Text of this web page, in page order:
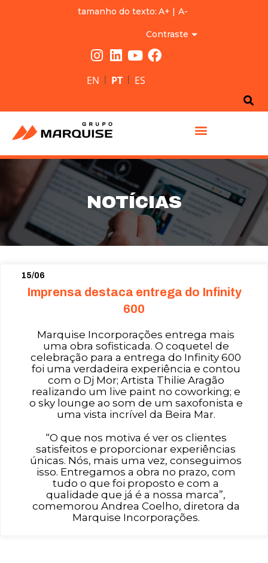
tamanho do texto: A+ | A-
Contraste
EN | PT | ES
NOTÍCIAS
15/06
Imprensa destaca entrega do Infinity
600
Marquise Incorporações entrega mais
uma obra sofisticada. O coquetel de
celebração para a entrega do Infinity 600
foi uma verdadeira experiência e contou
com o Dj Mor; Artista Thilie Aragão
realizando um live paint no coworking; e
o sky lounge ao som de um saxofonista e
uma vista incrível da Beira Mar.
“O que nos motiva é ver os clientes
satisfeitos e proporcionar experiências
únicas. Nós, mais uma vez, conseguimos
isso. Entregamos a obra no prazo, com
tudo o que foi proposto e com a
qualidade que já é a nossa marca”,
comemorou Andrea Coelho, diretora da
Marquise Incorporações.